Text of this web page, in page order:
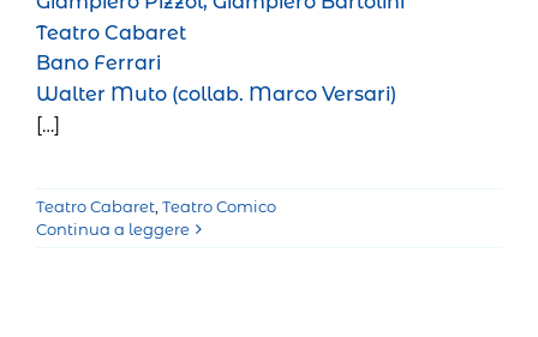
Teatro Cabaret
Bano Ferrari
Walter Muto (collab. Marco Versari)
[…]
Teatro Cabaret Teatro Comico
Continua a leggere